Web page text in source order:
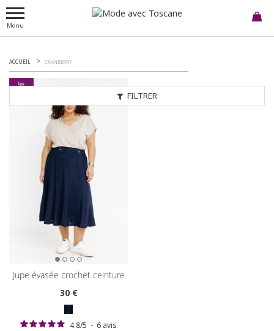
Menu
FILTRER
ACCUEIL CRANBERRY
jupe évasée crochet ceinture
30€
4.8/5 - 6 avis